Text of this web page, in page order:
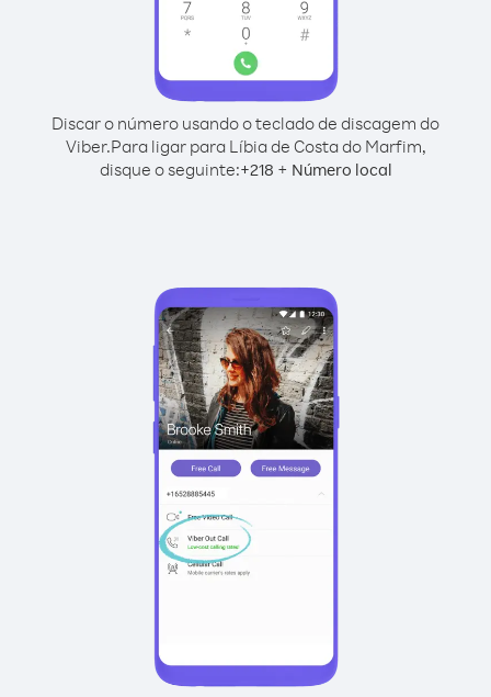
Discar o número usando o teclado de discagem do
Viber.Para ligar para Líbia de Costa do Marfim,
disque o seguinte:+218 + Número local